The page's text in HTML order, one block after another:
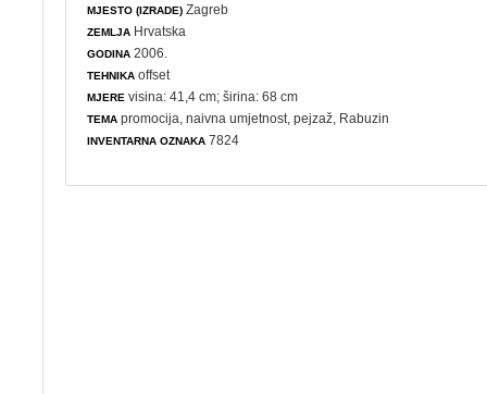
MJESTO (IZRADE) Zagreb
ZEMLJA Hrvatska
GODINA 2006.
TEHNIKA offset
MJERE visina: 41,4 cm; širina: 68 cm
TEMA promocija ,naivna umjetnost ,pejzaž , Rabuzin
INVENTARNA OZNAKA 7824